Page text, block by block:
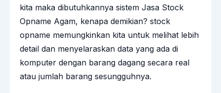
kita maka dibutuhkannya sistem Jasa Stock
Opname Agam, kenapa demikian? stock
opname memungkinkan kita untuk melihat lebih
detail dan menyelaraskan data yang ada di
komputer dengan barang dagang secara real
atau jumlah barang sesungguhnya.